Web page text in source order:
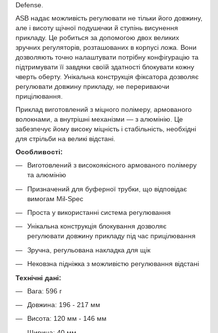
Defense.
ASB надає можливість регулювати не тільки його довжину,
але і висоту щічної подушечки й ступінь висунення
прикладу. Це робиться за допомогою двох великих
зручних регуляторів, розташованих в корпусі ложа. Вони
дозволяють точно налаштувати потрібну конфігурацію та
підтримувати її завдяки своїй здатності блокувати кожну
чверть оберту. Унікальна конструкція фіксатора дозволяє
регулювати довжину прикладу, не перериваючи
прицілювання.
Приклад виготовлений з міцного полімеру, армованого
волокнами, а внутрішні механізми — з алюмінію. Це
забезпечує йому високу міцність і стабільність, необхідні
для стрільби на великі відстані.
Особливості:
Виготовлений з високоякісного армованого полімеру
та алюмінію
Призначений для буферної трубки, що відповідає
вимогам Mil-Spec
Проста у використанні система регулювання
Унікальна конструкція блокування дозволяє
регулювати довжину прикладу під час прицілювання
Зручна, регульована накладка для щік
Нековзна підніжка з можливістю регулювання відстані
Технічні дані:
Вага: 596 г
Довжина: 196 - 217 мм
Висота: 120 мм - 146 мм